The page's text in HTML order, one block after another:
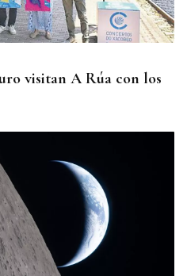
rojo
visitan A Rúa con los